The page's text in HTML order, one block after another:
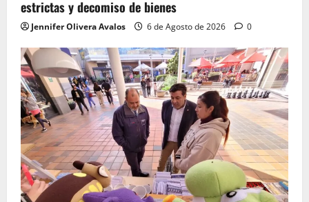
estrictas y decomiso de bienes
Jennifer Olivera Avalos 6 de Agosto de 2026 0